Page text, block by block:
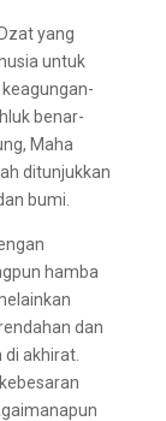
untuk
benar-
Maha
ditunjukkan
bumi.
hamba
dan
akhirat.